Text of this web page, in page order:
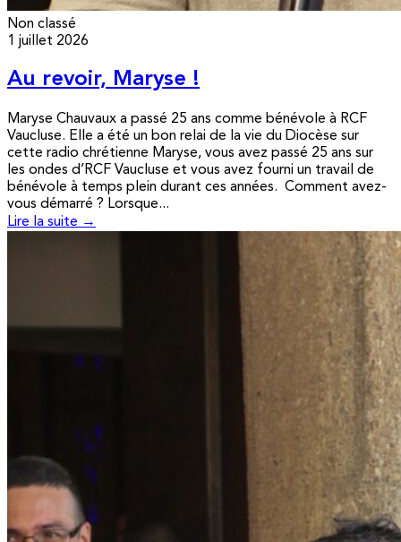
Non classé
1 juillet 2026
Au revoir, Maryse !
Maryse Chauvaux a passé 25 ans comme bénévole à RCF
Vaucluse. Elle a été un bon relai de la vie du Diocèse sur
cette radio chrétienne Maryse, vous avez passé 25 ans sur
les ondes d’RCF Vaucluse et vous avez fourni un travail de
bénévole à temps plein durant ces années. Comment avez-
vous démarré ? Lorsque...
Lire la suite →